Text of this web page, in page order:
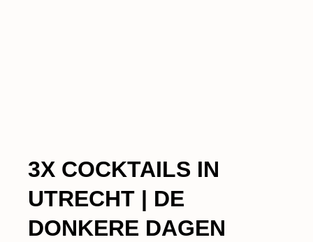
3X COCKTAILS IN
UTRECHT | DE
DONKERE DAGEN